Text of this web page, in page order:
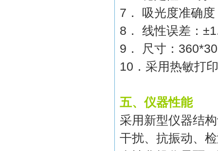
7 ．
吸光度准确度
8 ． 线性误差：
9 ． 尺寸：
10 ．采用热敏打
五、仪器性能
采用新型仪器结
干扰、抗振动、